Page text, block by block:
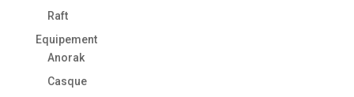
Raft
Equipement
Anorak
Casque